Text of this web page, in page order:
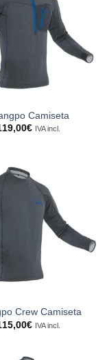
Camiseta
€ IVA incl.
Crew Camiseta
€ IVA incl.